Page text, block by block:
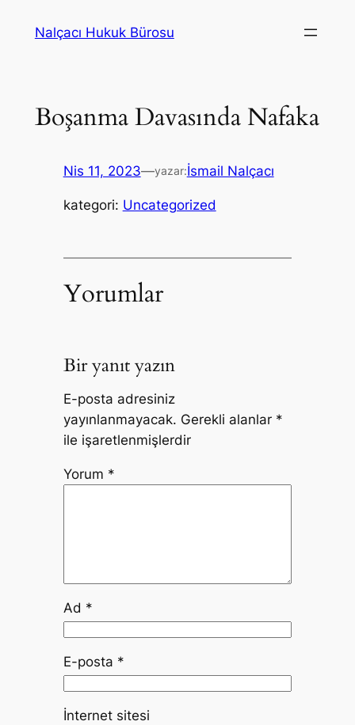
Nalçacı Hukuk Bürosu
Boşanma Davasında Nafaka
Nis 11, 2023—yazar:İsmail Nalçacı
kategori: Uncategorized
Yorumlar
Bir yanıt yazın
E-posta adresiniz
yayınlanmayacak. Gerekli alanlar *
ile işaretlenmişlerdir
Yorum *
Ad *
E-posta *
İnternet sitesi